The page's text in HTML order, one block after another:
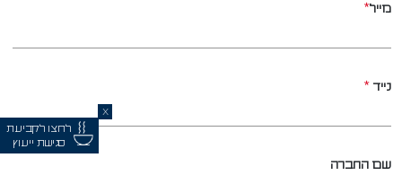
מייל*
נייד *
שם החברה
X
לחצו לקביעת
פגישת ייעוץ